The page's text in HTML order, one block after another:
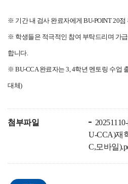
※ 기간 내 검사 완료자에게 BU-POINT 20
※ 학생들은 적극적인 참여 부탁드리며 가
합니다.
※ BU-CCA 완료자는 3, 4학년 멘토링 수업
대체)
첨부파일
U-CCA)재
C,모바일